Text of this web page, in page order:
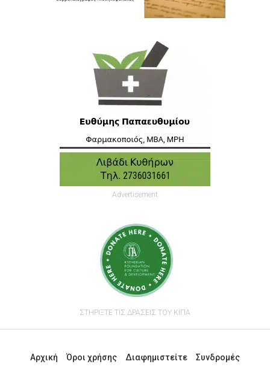
Advertisement
ΣΤΗΡΙΞΤΕ ΤΙΣ ΔΡΑΣΕΙΣ ΤΟΥ ΚΙΠΑ
Αρχική Όροι χρήσης Διαφημιστείτε
Συνδρομές